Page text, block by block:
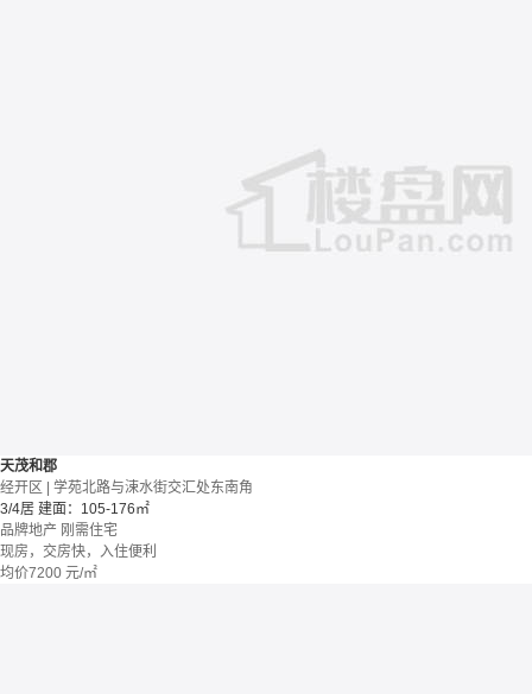
天茂和郡
经开区 | 学苑北路与涑水街交汇处东南角
3/4居 建面：105-176㎡
品牌地产 刚需住宅
现房，交房快，入住便利
均价7200 元/㎡